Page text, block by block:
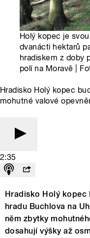
Holý kopec je
dvanácti hektarů
hradiskem z doby
polí na Moravě |
Hradisko Holý kopec
mohutné valové
2:35
Hradisko Holý kopec
hradu Buchlova na
něm zbytky
dosahují výšky až